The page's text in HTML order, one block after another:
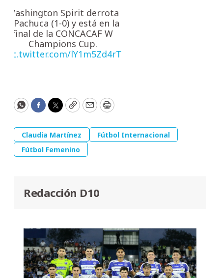
Washington Spirit derrota
a Pachuca (1-0) y está en la
final de la CONCACAF W
Champions Cup.
pic.twitter.com/lY1m5Zd4rT
WhatsApp
Facebook
Twitter
CopyEmailPrint
Claudia Martínez
Fútbol Internacional
Fútbol Femenino
Redacción D10